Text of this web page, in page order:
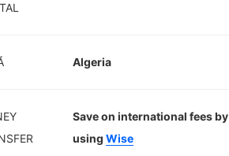
Algeria
Save on international fees by
using Wise